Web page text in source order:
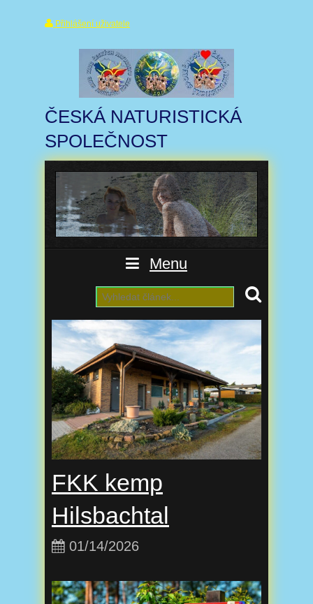
Přihlášení uživatele
ČESKÁ NATURISTICKÁ
SPOLEČNOST
Menu
FKK kemp
Hilsbachtal
01/14/2026